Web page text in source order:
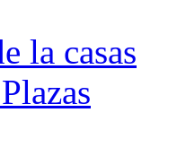
la casas